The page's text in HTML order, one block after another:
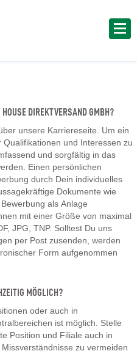
DIREKTVERSAND GMBH?
unsere Karriereseite. Um ein
und Interessen zu
und sorgfältig in das
Einen persönlichen
durch Dein individuelles
Dokumente wie
als Anlage
mit einer Größe von maximal
JPG, TNP. Solltest Du uns
per Post zusenden, werden
Form aufgenommen
MÖGLICH?
oder auch in
ist möglich. Stelle
Position und Filiale auch in
zu vermeiden